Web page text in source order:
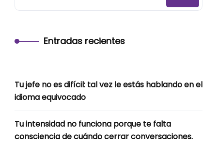
Entradas recientes
Tu jefe no es difícil: tal vez le estás hablando en el
idioma equivocado
Tu intensidad no funciona porque te falta
consciencia de cuándo cerrar conversaciones.